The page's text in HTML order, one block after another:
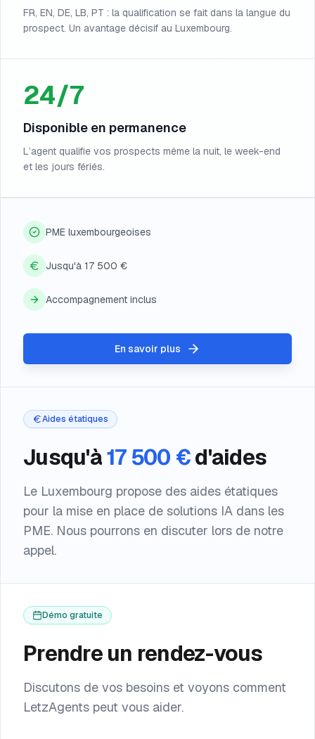
FR, EN, DE, LB, PT : la qualification se fait dans la langue du
prospect. Un avantage décisif au Luxembourg.
24/7
Disponible en permanence
L’agent qualifie vos prospects même la nuit, le week-end
et les jours fériés.
PME luxembourgeoises
Jusqu'à 17 500 €
Accompagnement inclus
En savoir plus
Aides étatiques
Jusqu'à17 500 €d'aides
Le Luxembourg propose des aides étatiques
pour la mise en place de solutions IA dans les
PME. Nous pourrons en discuter lors de notre
appel.
Démo gratuite
Prendre un rendez-vous
Discutons de vos besoins et voyons comment
LetzAgents peut vous aider.